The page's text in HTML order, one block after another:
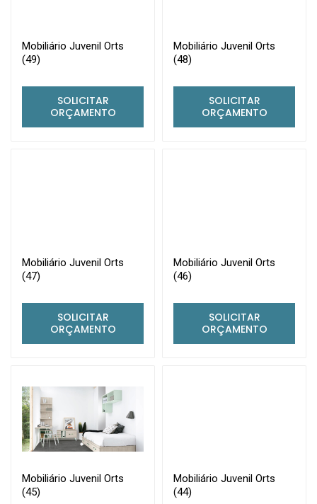
Mobiliário Juvenil Orts
(49)
SOLICITAR
ORÇAMENTO
Mobiliário Juvenil Orts
(48)
SOLICITAR
ORÇAMENTO
Mobiliário Juvenil Orts
(47)
SOLICITAR
ORÇAMENTO
Mobiliário Juvenil Orts
(46)
SOLICITAR
ORÇAMENTO
Mobiliário Juvenil Orts
(45)
Mobiliário Juvenil Orts
(44)